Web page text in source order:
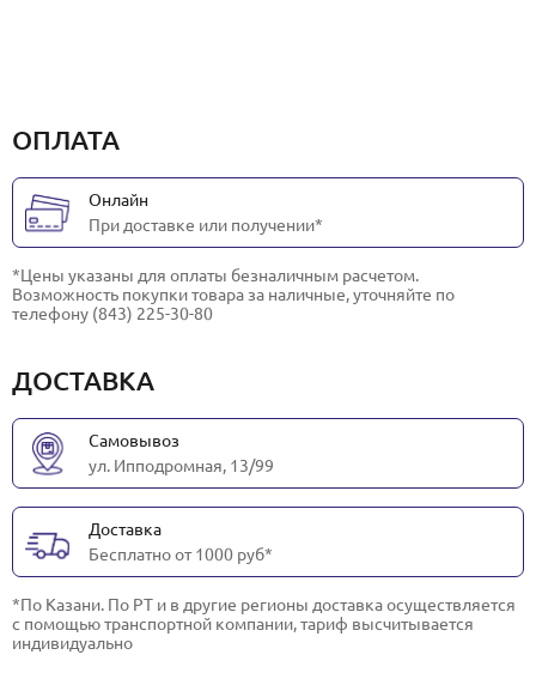
ОПЛАТА
Онлайн
При доставке или получении*
*Цены указаны для оплаты безналичным расчетом.
Возможность покупки товара за наличные, уточняйте по
телефону (843) 225-30-80
ДОСТАВКА
Самовывоз
ул. Ипподромная, 13/99
Доставка
Бесплатно от 1000 руб*
*По Казани. По РТ и в другие регионы доставка осуществляется
с помощью транспортной компании, тариф высчитывается
индивидуально